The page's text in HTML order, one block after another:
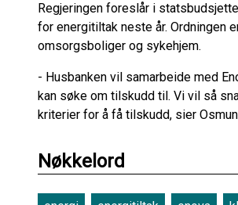
Regjeringen foreslår i
for energitiltak neste år. Ordningen
omsorgsboliger og sykehjem.
- Husbanken vil samarbeide med
kan søke om tilskudd til. Vi vil så
kriterier for å få tilskudd, sier
Nøkkelord